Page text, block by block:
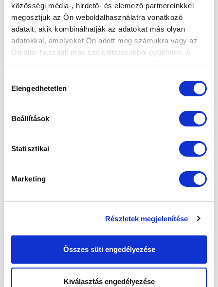
közösségi média-, hirdető- és elemező partnereinkkel
megosztjuk az Ön weboldalhasználatra vonatkozó
adatait, akik kombinálhatják az adatokat más olyan
adatokkal, amelyeket Ön adott meg számukra vagy az
Ön által használt más szolgáltatásokból gyűjtöttek. A
weboldalon való böngészés folytatásával Ön hozzájárul a
kiválasztása
Elengedhetetlen
Beállítások
Statisztikai
Marketing
Részletek megjelenítése
Összes süti engedélyezése
Kiválasztás engedélyezése
Elfogadom az Adatvédelmi tájékoztatót
FELIRATKOZOM